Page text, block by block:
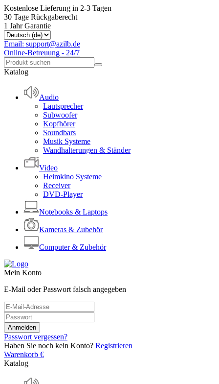
Kostenlose Lieferung in 2-3 Tagen
30 Tage Rückgaberecht
1 Jahr Garantie
Email: support@azilb.de
Online-Betreuung - 24/7
Katalog
Audio
Lautsprecher
Subwoofer
Kopfhörer
Soundbars
Musik Systeme
Wandhalterungen & Ständer
Video
Heimkino Systeme
Receiver
DVD-Player
Notebooks & Laptops
Kameras & Zubehör
Computer & Zubehör
Mein Konto
E-Mail oder Passwort falsch angegeben
Passwort vergessen?
Haben Sie noch kein Konto? Registrieren
Warenkorb €
Katalog